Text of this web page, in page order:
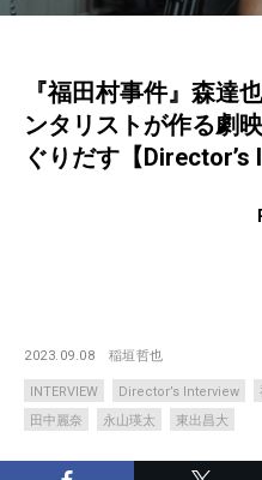
『福田村事件』森
ンタリストが作る劇
ぐりだす【Director’s
2023.09.08 稲垣哲也
INTERVIEW Director’s Interview
田中麗奈
永山瑛太 東出昌大